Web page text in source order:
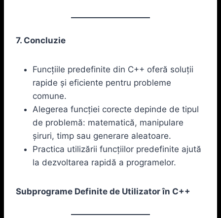
7. Concluzie
Funcțiile predefinite din C++ oferă soluții
rapide și eficiente pentru probleme
comune.
Alegerea funcției corecte depinde de tipul
de problemă: matematică, manipulare
șiruri, timp sau generare aleatoare.
Practica utilizării funcțiilor predefinite ajută
la dezvoltarea rapidă a programelor.
Subprograme Definite de Utilizator în C++